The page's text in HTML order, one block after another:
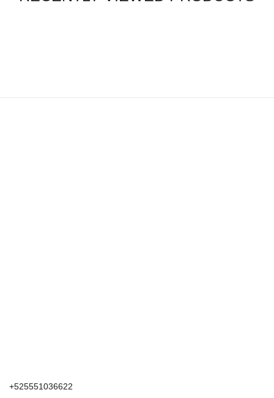
+525551036622